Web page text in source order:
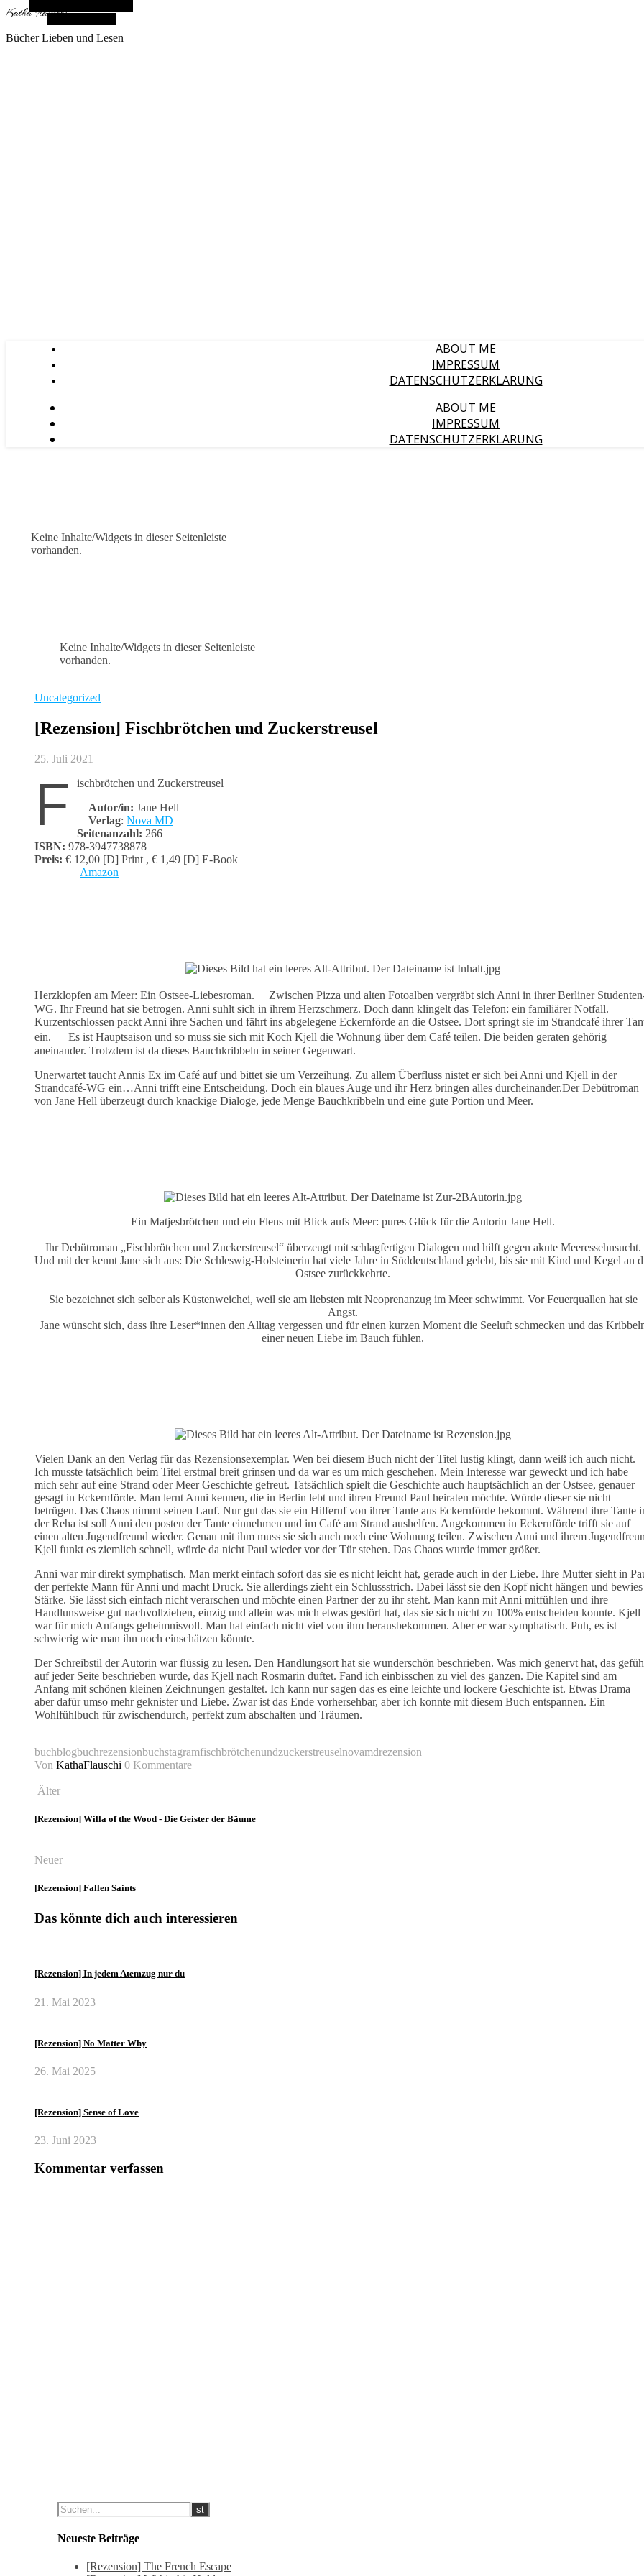
KathaFlauschi
Bücher Lieben und Lesen
Zufallsauswahl
ABOUT ME
IMPRESSUM
DATENSCHUTZERKLÄRUNG
ABOUT ME
IMPRESSUM
DATENSCHUTZERKLÄRUNG
Keine Inhalte/Widgets in dieser Seitenleiste
vorhanden.
Keine Inhalte/Widgets in dieser Seitenleiste
vorhanden.
Uncategorized
[Rezension] Fischbrötchen und Zuckerstreusel
25. Juli 2021
F
ischbrötchen und Zuckerstreusel
Autor/in: Jane Hell
Verlag: Nova MD
Seitenanzahl: 266
ISBN: 978-3947738878
Preis: € 12,00 [D] Print , € 1,49 [D] E-Book
Amazon
Herzklopfen am Meer: Ein Ostsee-Liebesroman. Zwischen Pizza und alten Fotoalben vergräbt sich Anni in ihrer Berliner
WG. Ihr Freund hat sie betrogen. Anni suhlt sich in ihrem Herzschmerz. Doch dann klingelt das Telefon: ein familiärer Notfall.
Kurzentschlossen packt Anni ihre Sachen und fährt ins abgelegene Eckernförde an die Ostsee. Dort springt sie im Strandcafé ihrer
ein. Es ist Hauptsaison und so muss sie sich mit Koch Kjell die Wohnung über dem Café teilen. Die beiden geraten gehörig
aneinander. Trotzdem ist da dieses Bauchkribbeln in seiner Gegenwart.
Unerwartet taucht Annis Ex im Café auf und bittet sie um Verzeihung. Zu allem Überfluss nistet er sich bei Anni und Kjell in der
Strandcafé-WG ein…Anni trifft eine Entscheidung. Doch ein blaues Auge und ihr Herz bringen alles durcheinander.Der Debütroman
von Jane Hell überzeugt durch knackige Dialoge, jede Menge Bauchkribbeln und eine gute Portion und Meer.
Ein Matjesbrötchen und ein Flens mit Blick aufs Meer: pures Glück für die Autorin Jane Hell.
Ihr Debütroman „Fischbrötchen und Zuckerstreusel“ überzeugt mit schlagfertigen Dialogen und hilft gegen akute Meeressehnsucht.
Und mit der kennt Jane sich aus: Die Schleswig-Holsteinerin hat viele Jahre in Süddeutschland gelebt, bis sie mit Kind und Kegel an
Ostsee zurückkehrte.
Sie bezeichnet sich selber als Küstenweichei, weil sie am liebsten mit Neoprenanzug im Meer schwimmt. Vor Feuerquallen hat sie
Angst.
Jane wünscht sich, dass ihre Leser*innen den Alltag vergessen und für einen kurzen Moment die Seeluft schmecken und das
einer neuen Liebe im Bauch fühlen.
Vielen Dank an den Verlag für das Rezensionsexemplar. Wen bei diesem Buch nicht der Titel lustig klingt, dann weiß ich auch nicht.
Ich musste tatsächlich beim Titel erstmal breit grinsen und da war es um mich geschehen. Mein Interesse war geweckt und ich habe
mich sehr auf eine Strand oder Meer Geschichte gefreut. Tatsächlich spielt die Geschichte auch hauptsächlich an der Ostsee, genauer
gesagt in Eckernförde. Man lernt Anni kennen, die in Berlin lebt und ihren Freund Paul heiraten möchte. Würde dieser sie nicht
betrügen. Das Chaos nimmt seinen Lauf. Nur gut das sie ein Hilferuf von ihrer Tante aus Eckernförde bekommt. Während ihre Tante
der Reha ist soll Anni den posten der Tante einnehmen und im Café am Strand aushelfen. Angekommen in Eckernförde trifft sie auf
einen alten Jugendfreund wieder. Genau mit ihm muss sie sich auch noch eine Wohnung teilen. Zwischen Anni und ihrem
Kjell funkt es ziemlich schnell, würde da nicht Paul wieder vor der Tür stehen. Das Chaos wurde immer größer.
Anni war mir direkt symphatisch. Man merkt einfach sofort das sie es nicht leicht hat, gerade auch in der Liebe. Ihre Mutter sieht in
der perfekte Mann für Anni und macht Druck. Sie allerdings zieht ein Schlussstrich. Dabei lässt sie den Kopf nicht hängen und bewies
Stärke. Sie lässt sich einfach nicht verarschen und möchte einen Partner der zu ihr steht. Man kann mit Anni mitfühlen und ihre
Handlunsweise gut nachvollziehen, einzig und allein was mich etwas gestört hat, das sie sich nicht zu 100% entscheiden konnte. Kjell
war für mich Anfangs geheimnisvoll. Man hat einfach nicht viel von ihm herausbekommen. Aber er war symphatisch. Puh, es ist
schwierig wie man ihn noch einschätzen könnte.
Der Schreibstil der Autorin war flüssig zu lesen. Den Handlungsort hat sie wunderschön beschrieben. Was mich genervt hat, das
auf jeder Seite beschrieben wurde, das Kjell nach Rosmarin duftet. Fand ich einbisschen zu viel des ganzen. Die Kapitel sind am
Anfang mit schönen kleinen Zeichnungen gestaltet. Ich kann nur sagen das es eine leichte und lockere Geschichte ist. Etwas Drama
aber dafür umso mehr geknister und Liebe. Zwar ist das Ende vorhersehbar, aber ich konnte mit diesem Buch entspannen. Ein
Wohlfühlbuch für zwischendurch, perfekt zum abschalten und Träumen.
buchblogbuchrezensionbuchstagramfischbrötchenundzuckerstreuselnovamdrezension
Von KathaFlauschi 0 Kommentare
Älter
[Rezension] Willa of the Wood - Die Geister der Bäume
Neuer
[Rezension] Fallen Saints
Das könnte dich auch interessieren
[Rezension] In jedem Atemzug nur du
21. Mai 2023
[Rezension] No Matter Why
26. Mai 2025
[Rezension] Sense of Love
23. Juni 2023
Kommentar verfassen
Neueste Beiträge
[Rezension] The French Escape